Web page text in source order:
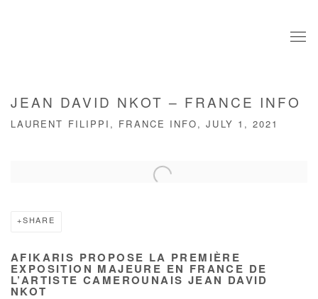
JEAN DAVID NKOT – FRANCE INFO
LAURENT FILIPPI, FRANCE INFO, JULY 1, 2021
Open a larger version of the following image in a popup:
SHARE
AFIKARIS PROPOSE LA PREMIÈRE
EXPOSITION MAJEURE EN FRANCE DE
L’ARTISTE CAMEROUNAIS JEAN DAVID
NKOT